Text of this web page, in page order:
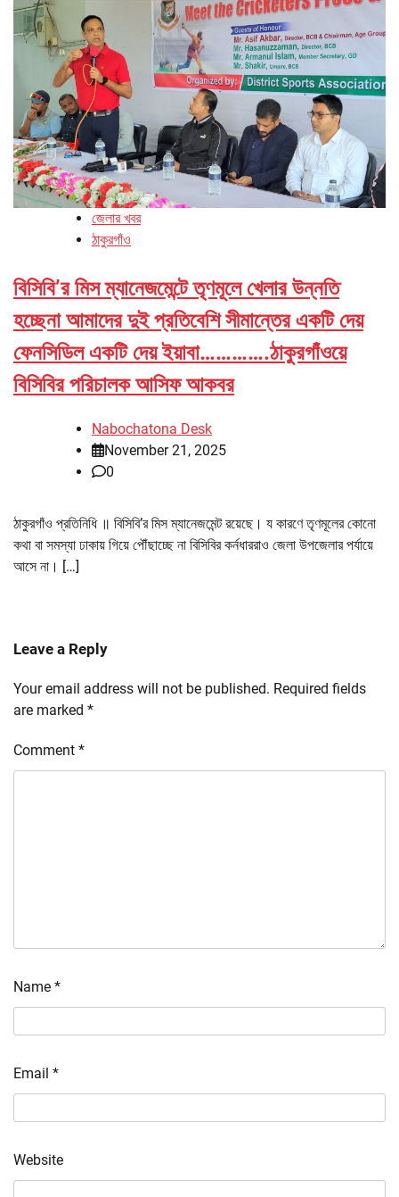
জেলার খবর
ঠাকুরগাঁও
বিসিবি’র মিস ম্যানেজমেন্টে তৃণমূলে খেলার উন্নতি
হচ্ছেনা আমাদের দুই প্রতিবেশি সীমান্তের একটি দেয়
ফেনসিডিল একটি দেয় ইয়াবা………….ঠাকুরগাঁওয়ে
বিসিবির পরিচালক আসিফ আকবর
Nabochatona Desk
November 21, 2025
0
ঠাকুরগাঁও প্রতিনিধি ॥ বিসিবি’র মিস ম্যানেজমেন্ট রয়েছে। য কারণে তৃণমূলের কোনো
কথা বা সমস্যা ঢাকায় গিয়ে পৌঁছাচ্ছে না বিসিবির কর্নধাররাও জেলা উপজেলার পর্যায়ে
আসে না। […]
Leave a Reply
Your email address will not be published. Required fields
are marked *
Comment *
Name *
Email *
Website